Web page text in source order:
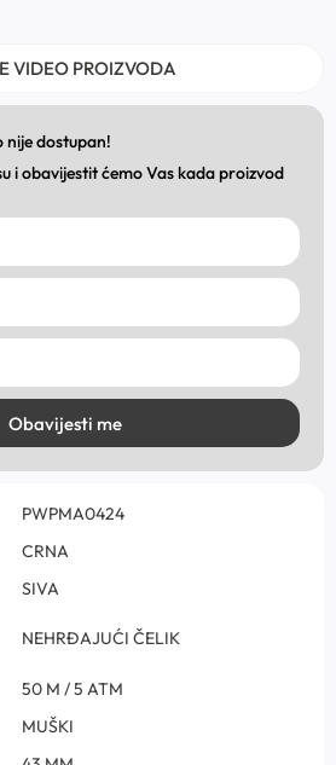
VIDEO PROIZVODA
dostupan!
i obavijestit ćemo Vas kada proizvod
Obavijesti me
PWPMA0424
CRNA
SIVA
NEHRĐAJUĆI ČELIK
50 M / 5 ATM
MUŠKI